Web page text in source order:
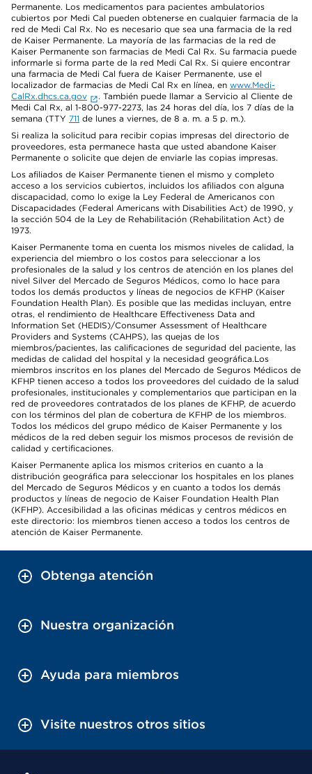
Permanente. Los medicamentos para pacientes ambulatorios
cubiertos por Medi Cal pueden obtenerse en cualquier farmacia de la
red de Medi Cal Rx. No es necesario que sea una farmacia de la red
de Kaiser Permanente. La mayoría de las farmacias de la red de
Kaiser Permanente son farmacias de Medi Cal Rx. Su farmacia puede
informarle si forma parte de la red Medi Cal Rx. Si quiere encontrar
una farmacia de Medi Cal fuera de Kaiser Permanente, use el
localizador de farmacias de Medi Cal Rx en línea, en www.Medi-
CalRx.dhcs.ca.gov
. También puede llamar a Servicio al Cliente de
Medi Cal Rx, al 1-800-977-2273, las 24 horas del día, los 7 días de la
semana (TTY 711 de lunes a viernes, de 8 a. m. a 5 p. m.).
Si realiza la solicitud para recibir copias impresas del directorio de
proveedores, esta permanece hasta que usted abandone Kaiser
Permanente o solicite que dejen de enviarle las copias impresas.
Los afiliados de Kaiser Permanente tienen el mismo y completo
acceso a los servicios cubiertos, incluidos los afiliados con alguna
discapacidad, como lo exige la Ley Federal de Americanos con
Discapacidades (Federal Americans with Disabilities Act) de 1990, y
la sección 504 de la Ley de Rehabilitación (Rehabilitation Act) de
1973.
Kaiser Permanente toma en cuenta los mismos niveles de calidad, la
experiencia del miembro o los costos para seleccionar a los
profesionales de la salud y los centros de atención en los planes del
nivel Silver del Mercado de Seguros Médicos, como lo hace para
todos los demás productos y líneas de negocios de KFHP (Kaiser
Foundation Health Plan). Es posible que las medidas incluyan, entre
otras, el rendimiento de Healthcare Effectiveness Data and
Information Set (HEDIS)/Consumer Assessment of Healthcare
Providers and Systems (CAHPS), las quejas de los
miembros/pacientes, las calificaciones de seguridad del paciente, las
medidas de calidad del hospital y la necesidad geográfica.Los
miembros inscritos en los planes del Mercado de Seguros Médicos de
KFHP tienen acceso a todos los proveedores del cuidado de la salud
profesionales, institucionales y complementarios que participan en la
red de proveedores contratados de los planes de KFHP, de acuerdo
con los términos del plan de cobertura de KFHP de los miembros.
Todos los médicos del grupo médico de Kaiser Permanente y los
médicos de la red deben seguir los mismos procesos de revisión de
calidad y certificaciones.
Kaiser Permanente aplica los mismos criterios en cuanto a la
distribución geográfica para seleccionar los hospitales en los planes
del Mercado de Seguros Médicos y en cuanto a todos los demás
productos y líneas de negocio de Kaiser Foundation Health Plan
(KFHP). Accesibilidad a las oficinas médicas y centros médicos en
este directorio: los miembros tienen acceso a todos los centros de
atención de Kaiser Permanente.
Obtenga atención
Nuestra organización
Ayuda para miembros
Visite nuestros otros sitios